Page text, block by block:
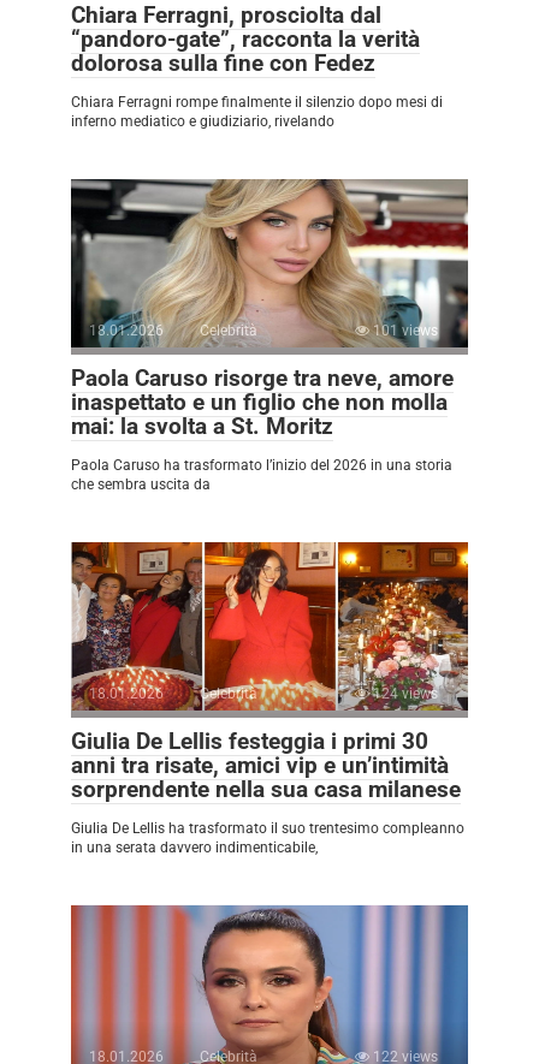
Chiara Ferragni, prosciolta dal
“pandoro-gate”, racconta la verità
dolorosa sulla fine con Fedez
Chiara Ferragni rompe finalmente il silenzio dopo mesi di
inferno mediatico e giudiziario, rivelando
18.01.2026 Celebrità 101 views
Paola Caruso risorge tra neve, amore
inaspettato e un figlio che non molla
mai: la svolta a St. Moritz
Paola Caruso ha trasformato l’inizio del 2026 in una storia
che sembra uscita da
18.01.2026 Celebrità 124 views
Giulia De Lellis festeggia i primi 30
anni tra risate, amici vip e un’intimità
sorprendente nella sua casa milanese
Giulia De Lellis ha trasformato il suo trentesimo compleanno
in una serata davvero indimenticabile,
18.01.2026 Celebrità 122 views